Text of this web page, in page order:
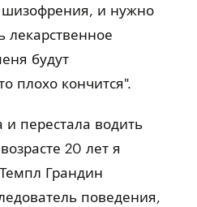
и нужно
лекарственное
будут
плохо кончится".
перестала водить
20 лет я
Грандин
поведения,